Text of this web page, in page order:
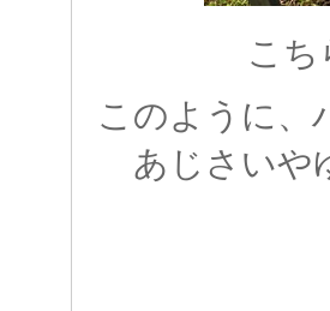
こ
このように、
あじさいや